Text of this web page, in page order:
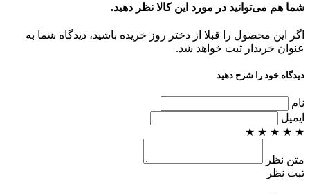
شما هم می‌توانید در مورد این کالا نظر دهید.
اگر این محصول را قبلا از دختر روز خریده باشید، دیدگاه شما به
عنوان خریدار ثبت خواهد شد.
دیدگاه خود را شرح دهید
نام
ایمیل
★
★
★
★
★
متن نظر
ثبت نظر